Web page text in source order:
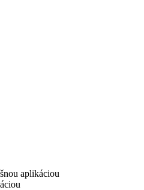
aplikáciou